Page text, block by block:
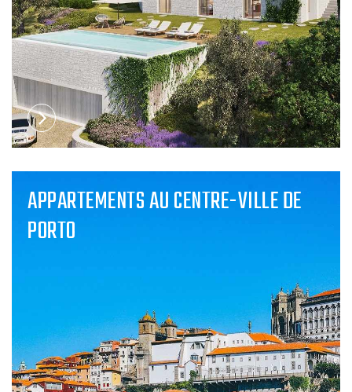
APPARTEMENTS AU CENTRE-VILLE DE
PORTO